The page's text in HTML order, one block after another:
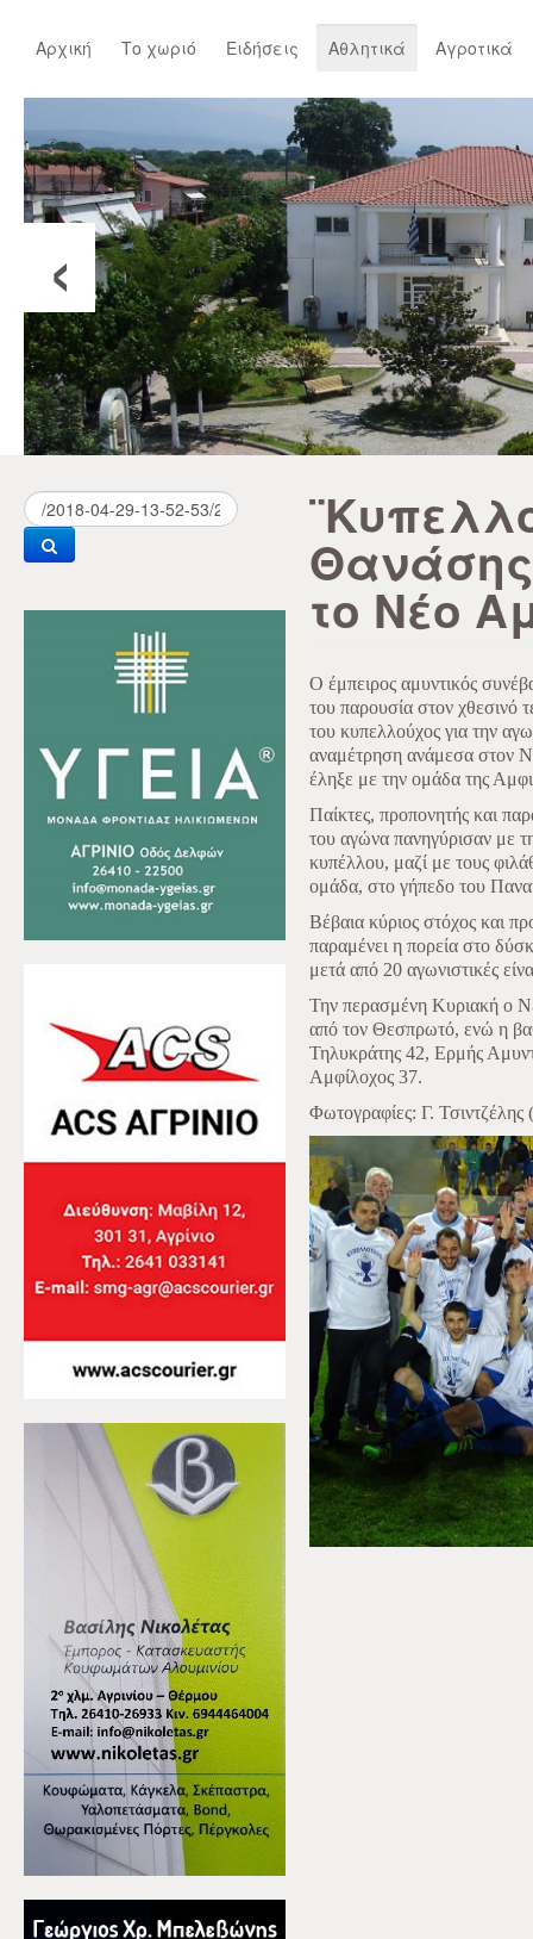
Αρχική Το χωριό Ειδήσεις Αθλητικά Αγροτικά
‹
το Νέο
Ο έμπειρος αμυντικός
του παρουσία στον χθεσινό
του κυπελλούχος για την
αναμέτρηση ανάμεσα στον
έληξε με την ομάδα της
Παίκτες, προπονητής και
του αγώνα πανηγύρισαν με
κυπέλλου, μαζί με τους
ομάδα, στο γήπεδο του
Βέβαια κύριος στόχος και
παραμένει η πορεία στο
μετά από 20 αγωνιστικές
Την περασμένη Κυριακή ο
από τον Θεσπρωτό, ενώ η
Τηλυκράτης 42, Ερμής
Αμφίλοχος 37.
Φωτογραφίες: Γ.